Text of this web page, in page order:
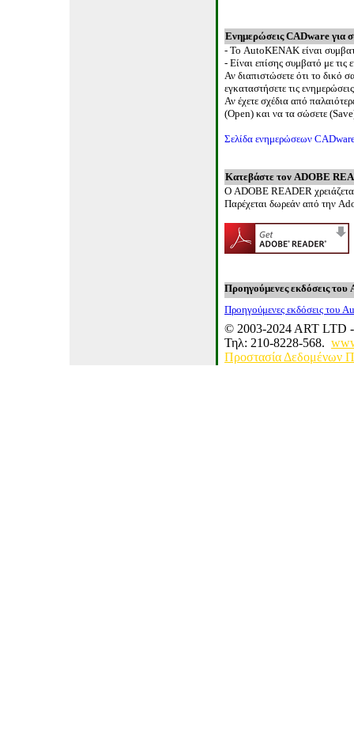
ΕνημερώσειςCADware για
- Το AutoKENAK είναι
- Eίναι επίσης συμβατό με τις
Αν διαπιστώσετε ότι το δικό
εγκαταστήσετε τις
Αν έχετε σχέδια από
(Open) και να τα σώσετε (
Σελίδα ενημερώσεων
Κατεβάστε τον ADOBE
Ο ADOBE READER
Παρέχεται δωρεάν από την
Προηγούμενες εκδόσεις του
Προηγούμενες εκδόσεις του
© 2003-2024 ART LTD -
Τηλ: 210-8228-568.
Προστασία Δεδομένων